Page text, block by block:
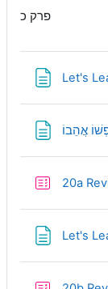
פרק כ
אֲהֵבוֹ